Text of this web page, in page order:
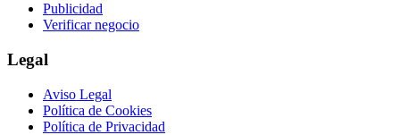
Publicidad
Verificar negocio
Legal
Aviso Legal
Política de Cookies
Política de Privacidad